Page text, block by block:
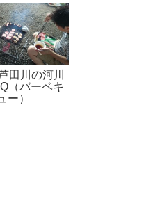
田川の河川
（バーベキ
ュー）